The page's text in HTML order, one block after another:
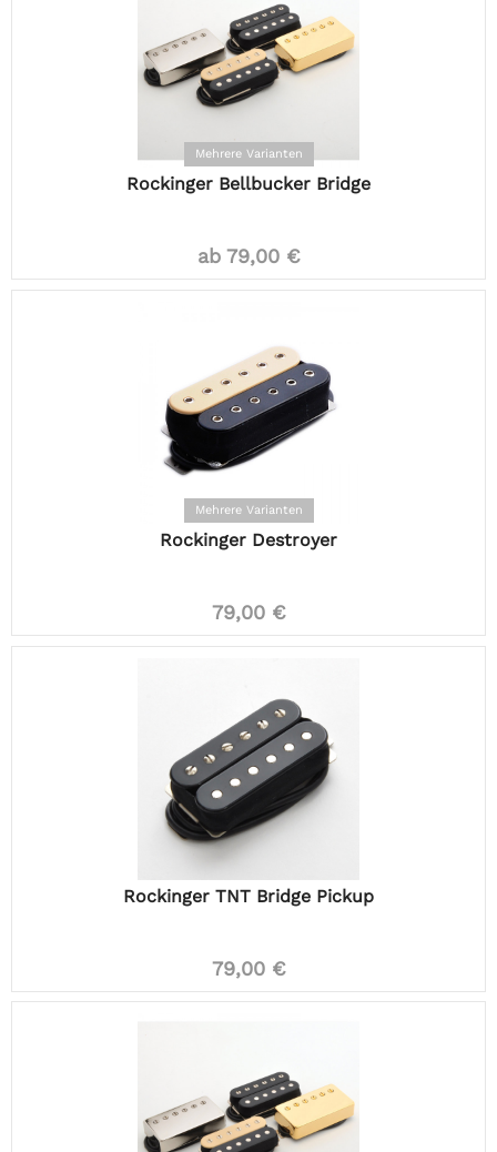
Mehrere Varianten
Rockinger Bellbucker Bridge
ab 79,00 €
Mehrere Varianten
Rockinger Destroyer
79,00 €
Rockinger TNT Bridge Pickup
79,00 €